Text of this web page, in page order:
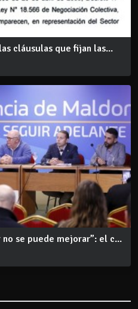
cláusulas que fijan las...
se puede mejorar”: el c...